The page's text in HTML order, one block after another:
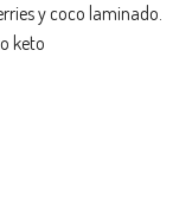
y coco laminado.
keto